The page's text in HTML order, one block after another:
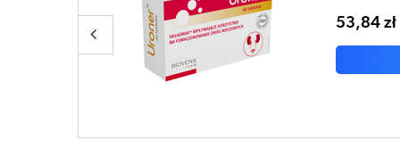
71,80 zł